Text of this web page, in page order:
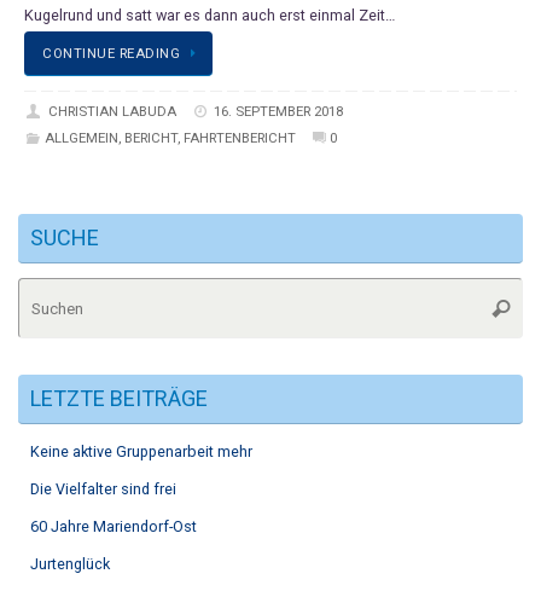
Kugelrund und satt war es dann auch erst einmal Zeit…
CONTINUE READING
CHRISTIAN LABUDA
16. SEPTEMBER 2018
ALLGEMEIN BERICHT, FAHRTENBERICHT 0
SUCHE
LETZTE BEITRÄGE
Keine aktive Gruppenarbeit mehr
Die Vielfalter sind frei
60 Jahre Mariendorf-Ost
Jurtenglück